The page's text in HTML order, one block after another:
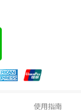
使用指南